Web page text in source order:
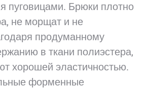
пуговицами. Брюки плотно
не морщат и не
продуманному
в ткани полиэстера,
хорошей эластичностью.
форменные